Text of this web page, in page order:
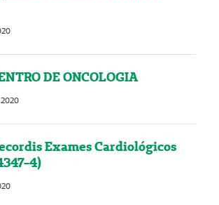
DE ONCOLOGIA
2020
Exames Cardiológicos
4)